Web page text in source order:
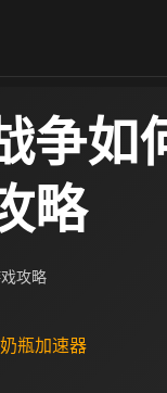
争如
略
攻略
瓶加速器